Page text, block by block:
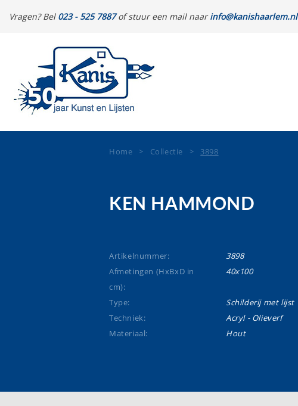
Vragen? Bel 023 - 525 7887of stuur een mail naarinfo@kanishaarlem.nl
Home > Collectie > 3898
KEN HAMMOND
Artikelnummer:
3898
Afmetingen (HxBxD in
cm):
40x100
Type:
Schilderij met lijst
Techniek:
Acryl - Olieverf
Materiaal:
Hout